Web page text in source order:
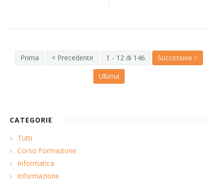
Prima < Precedente 1 - 12 di 146
Successiva >
Ultima
CATEGORIE
Tutti
Corso Formazione
Informatica
informazione